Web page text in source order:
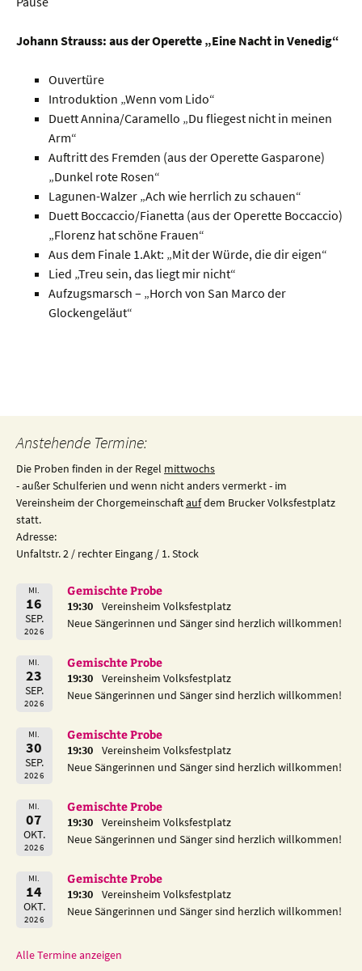
Johann Strauss: aus der Operette „Eine Nacht in Venedig“
Ouvertüre
Introduktion „Wenn vom Lido“
Duett Annina/Caramello „Du fliegest nicht in meinen
Arm“
Auftritt des Fremden (aus der Operette Gasparone)
„Dunkel rote Rosen“
Lagunen-Walzer „Ach wie herrlich zu schauen“
Duett Boccaccio/Fianetta (aus der Operette Boccaccio)
„Florenz hat schöne Frauen“
Aus dem Finale 1.Akt: „Mit der Würde, die dir eigen“
Lied „Treu sein, das liegt mir nicht“
Aufzugsmarsch – „Horch von San Marco der
Glockengeläut“
Anstehende Termine:
Die Proben finden in der Regel mittwochs
- außer Schulferien und wenn nicht anders vermerkt - im
Vereinsheim der Chorgemeinschaftaufdem Brucker Volksfestplatz
statt.
Adresse:
Unfaltstr. 2 / rechter Eingang / 1. Stock
MI.
16
SEP.
2026
Gemischte Probe
19:30
Vereinsheim Volksfestplatz
Neue Sängerinnen und Sänger sind herzlich willkommen!
MI.
23
SEP.
2026
Gemischte Probe
19:30
Vereinsheim Volksfestplatz
Neue Sängerinnen und Sänger sind herzlich willkommen!
MI.
30
SEP.
2026
Gemischte Probe
19:30
Vereinsheim Volksfestplatz
Neue Sängerinnen und Sänger sind herzlich willkommen!
MI.
07
OKT.
2026
Gemischte Probe
19:30
Vereinsheim Volksfestplatz
Neue Sängerinnen und Sänger sind herzlich willkommen!
MI.
14
OKT.
2026
Gemischte Probe
19:30
Vereinsheim Volksfestplatz
Neue Sängerinnen und Sänger sind herzlich willkommen!
Alle Termine anzeigen